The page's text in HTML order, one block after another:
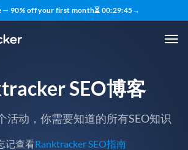
— 90% off your first month⏳ 00:29:44→
SEO博客
活动，你需要知道的所有SEO知识
记查看Ranktracker SEO指南